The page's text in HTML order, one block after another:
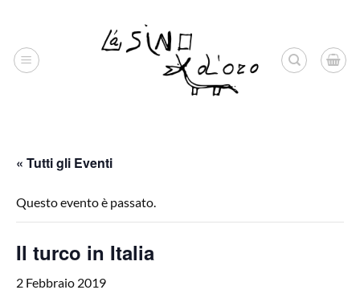
contenuti
« Tutti gli Eventi
Questo evento è passato.
Il turco in Italia
2 Febbraio 2019